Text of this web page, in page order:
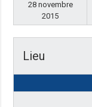
28 novembre
2015
Lieu